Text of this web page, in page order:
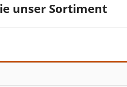
unser Sortiment